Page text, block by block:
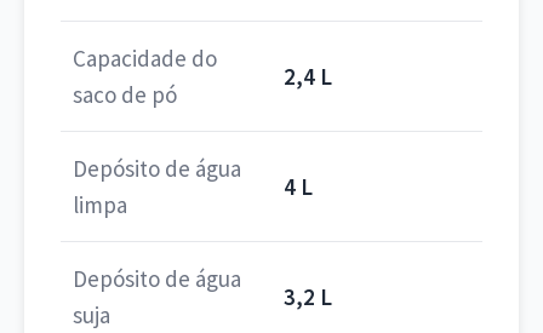
Capacidade do
saco de pó
2,4 L
Depósito de água
limpa
4 L
Depósito de água
suja
3,2 L